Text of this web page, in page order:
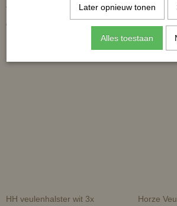
verstelbaar
€ 6,50
kleinsten
€ 6,50
HH veulenhalster wit 3x
Horze
Later opnieuw tonen
Alles toestaan